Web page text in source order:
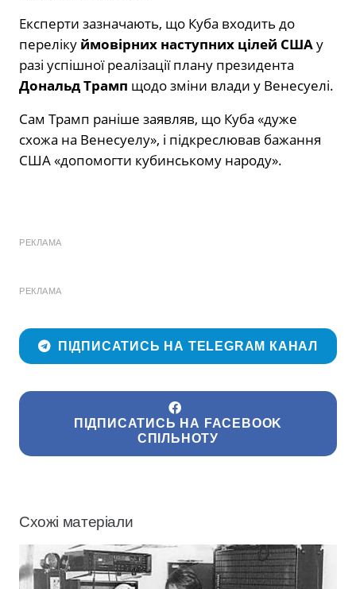
Експерти зазначають, що Куба входить до
переліку ймовірних наступних цілей СШАу
разі успішної реалізації плану президента
Дональд Трамп щодо зміни влади у Венесуелі.
Сам Трамп раніше заявляв, що Куба «дуже
схожа на Венесуелу», і підкреслював бажання
США «допомогти кубинському народу».
РЕКЛАМА
РЕКЛАМА
ПІДПИСАТИСЬ НА TELEGRAM КАНАЛ
ПІДПИСАТИСЬ НА FACEBOOK
СПІЛЬНОТУ
Схожі матеріали